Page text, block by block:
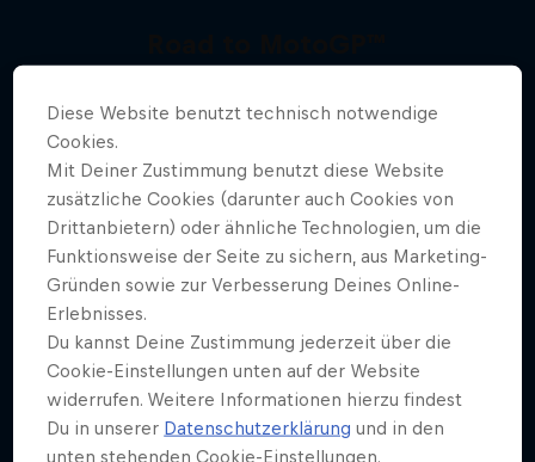
Diese Website benutzt technisch notwendige
Cookies.
Mit Deiner Zustimmung benutzt diese Website
zusätzliche Cookies (darunter auch Cookies von
Drittanbietern) oder ähnliche Technologien, um die
Funktionsweise der Seite zu sichern, aus Marketing-
Gründen sowie zur Verbesserung Deines Online-
Erlebnisses.
Du kannst Deine Zustimmung jederzeit über die
Cookie-Einstellungen unten auf der Website
widerrufen. Weitere Informationen hierzu findest
Du in unserer Datenschutzerklärung und in den
unten stehenden Cookie-Einstellungen.